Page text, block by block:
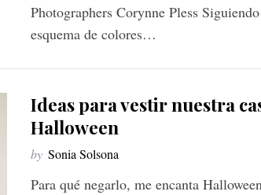
Photographers Corynne Pless
esquema de colores…
Ideas para vestir nuestra
Halloween
by Sonia Solsona
Para qué negarlo, me encanta